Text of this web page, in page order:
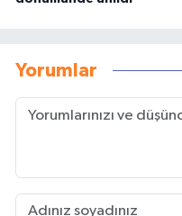
Yorumlar